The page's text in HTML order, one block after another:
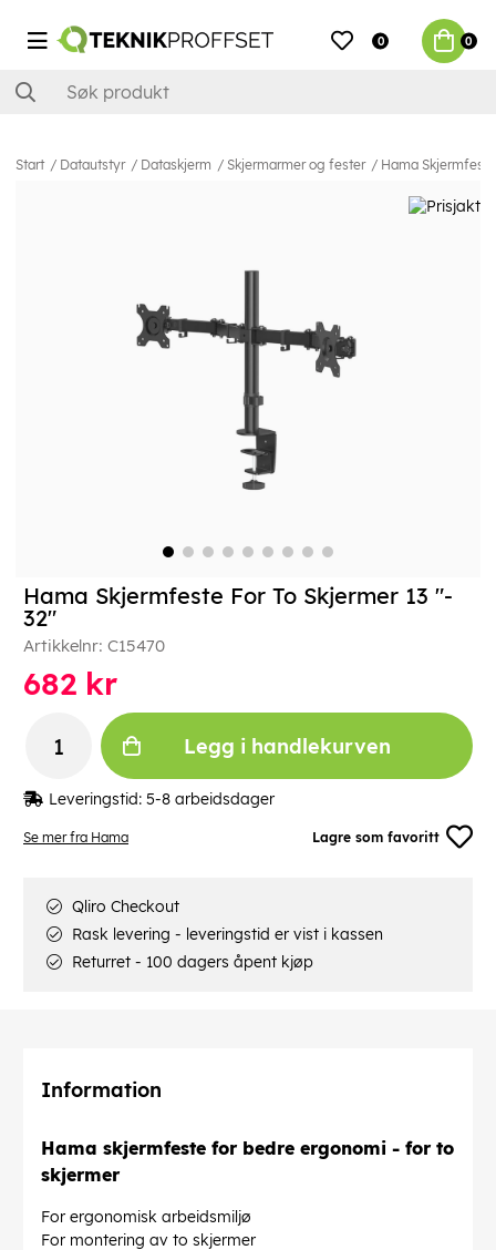
0 0
Start Datautstyr Dataskjerm Skjermarmer og fester Hama
Se mer fra Hama Lagre som favoritt
Hama Skjermfeste For To Skjermer 13 "-
32"
Artikkelnr: C15470
682 kr
Legg i handlekurven
Leveringstid: 5-8 arbeidsdager
Qliro Checkout
Rask levering - leveringstid er vist i kassen
Returret - 100 dagers åpent kjøp
Information
Hama skjermfeste for bedre ergonomi - for to
skjermer
For ergonomisk arbeidsmiljø
For montering av to skjermer